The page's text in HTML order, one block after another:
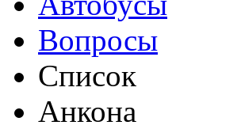
Вопросы
Список
Анкона